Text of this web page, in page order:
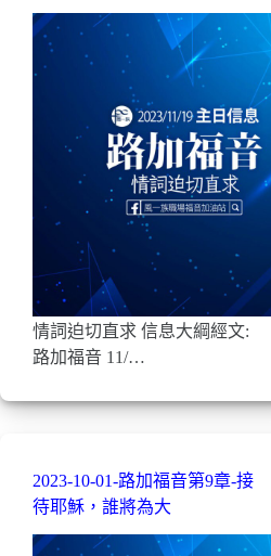
情詞迫切直求 信息大綱經文:
路加福音 11/…
2023-10-01-路加福音第9章-接
待耶穌，誰將為大